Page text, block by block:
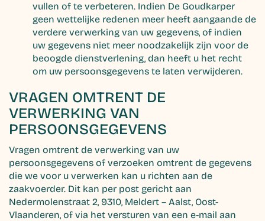
vullen of te verbeteren. Indien De Goudkarper
geen wettelijke redenen meer heeft aangaande de
verdere verwerking van uw gegevens, of indien
uw gegevens niet meer noodzakelijk zijn voor de
beoogde dienstverlening, dan heeft u het recht
om uw persoonsgegevens te laten verwijderen.
VRAGEN OMTRENT DE
VERWERKING VAN
PERSOONSGEGEVENS
Vragen omtrent de verwerking van uw
persoonsgegevens of verzoeken omtrent de gegevens
die we voor u verwerken kan u richten aan de
zaakvoerder. Dit kan per post gericht aan
Nedermolenstraat 2, 9310, Meldert – Aalst, Oost-
Vlaanderen, of via het versturen van een e-mail aan